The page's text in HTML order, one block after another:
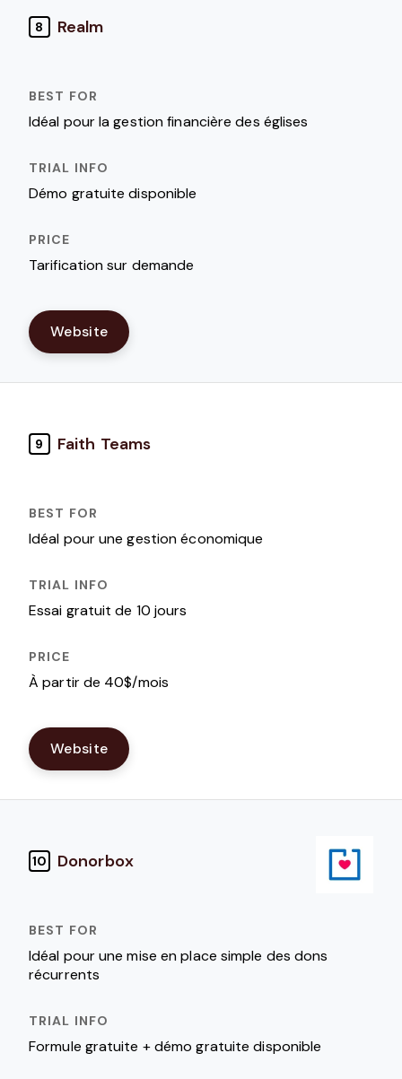
8 Realm
Idéal pour la gestion financière des églises
Démo gratuite disponible
Tarification sur demande
Website
9 Faith Teams
Idéal pour une gestion économique
Essai gratuit de 10 jours
À partir de 40$/mois
Website
10 Donorbox
Idéal pour une mise en place simple des dons
récurrents
Formule gratuite + démo gratuite disponible